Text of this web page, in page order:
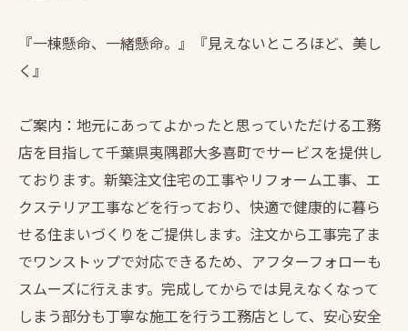
『一棟懸命、一緒懸命。』『見えないところほど、美し
く』
ご案内：地元にあってよかったと思っていただける工務
店を目指して千葉県夷隅郡大多喜町でサービスを提供し
ております。新築注文住宅の工事やリフォーム工事、エ
クステリア工事などを行っており、快適で健康的に暮ら
せる住まいづくりをご提供します。注文から工事完了ま
でワンストップで対応できるため、アフターフォローも
スムーズに行えます。完成してからでは見えなくなって
しまう部分も丁寧な施工を行う工務店として、安心安全